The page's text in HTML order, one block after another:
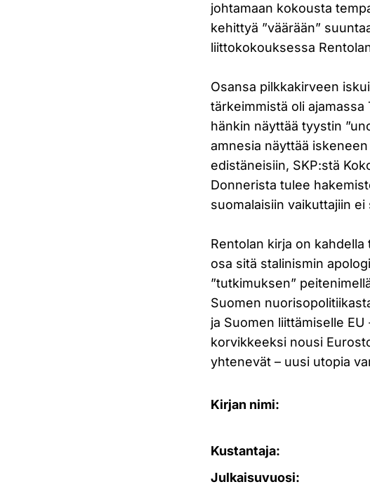
johtamaan kokousta
kehittyä ”väärään”
liittokokouksessa
Osansa pilkkakirveen
tärkeimmistä oli
hänkin näyttää tyystin
amnesia näyttää
edistäneisiin, SKP:stä
Donnerista tulee
suomalaisiin vaikuttajiin
Rentolan kirja on
osa sitä stalinismin
”tutkimuksen”
Suomen
ja Suomen liittämiselle
korvikkeeksi nousi
yhtenevät – uusi utopia
Kirjan nimi:
Kustantaja:
Julkaisuvuosi: